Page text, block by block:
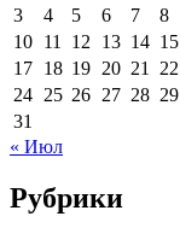
3
4 5 6 7 8
10 11 12 13 14 15
17 18 19 20 21 22
24 25 26 27 28 29
31
« Июл
Рубрики